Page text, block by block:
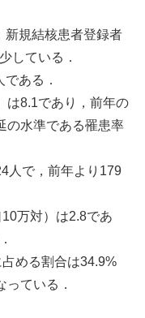
新規結核患者登録者
している．
ある．
は8.1であり，前年の
の水準である罹患率
人で，前年より179
万対）は2.8であ
める割合は34.9%
ている．